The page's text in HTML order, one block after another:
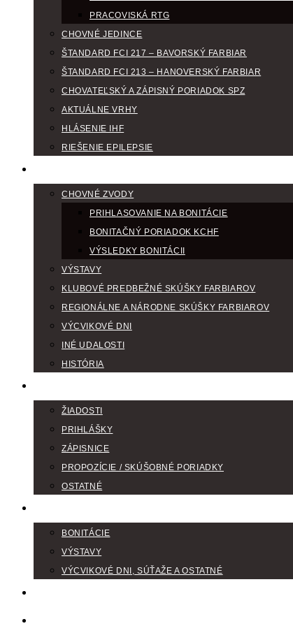
PRACOVISKÁ RTG
CHOVNÉ JEDINCE
ŠTANDARD FCI 217 – BAVORSKÝ FARBIAR
ŠTANDARD FCI 213 – HANOVERSKÝ FARBIAR
CHOVATEĽSKÝ A ZÁPISNÝ PORIADOK SPZ
AKTUÁLNE VRHY
HLÁSENIE IHF
RIEŠENIE EPILEPSIE
CHOVNÉ ZVODY
PRIHLASOVANIE NA BONITÁCIE
BONITAČNÝ PORIADOK KCHF
VÝSLEDKY BONITÁCII
VÝSTAVY
KLUBOVÉ PREDBEŽNÉ SKÚŠKY FARBIAROV
REGIONÁLNE A NÁRODNE SKÚŠKY FARBIAROV
VÝCVIKOVÉ DNI
INÉ UDALOSTI
HISTÓRIA
ŽIADOSTI
PRIHLÁŠKY
ZÁPISNICE
PROPOZÍCIE / SKÚŠOBNÉ PORIADKY
OSTATNÉ
BONITÁCIE
VÝSTAVY
VÝCVIKOVÉ DNI, SÚŤAŽE A OSTATNÉ